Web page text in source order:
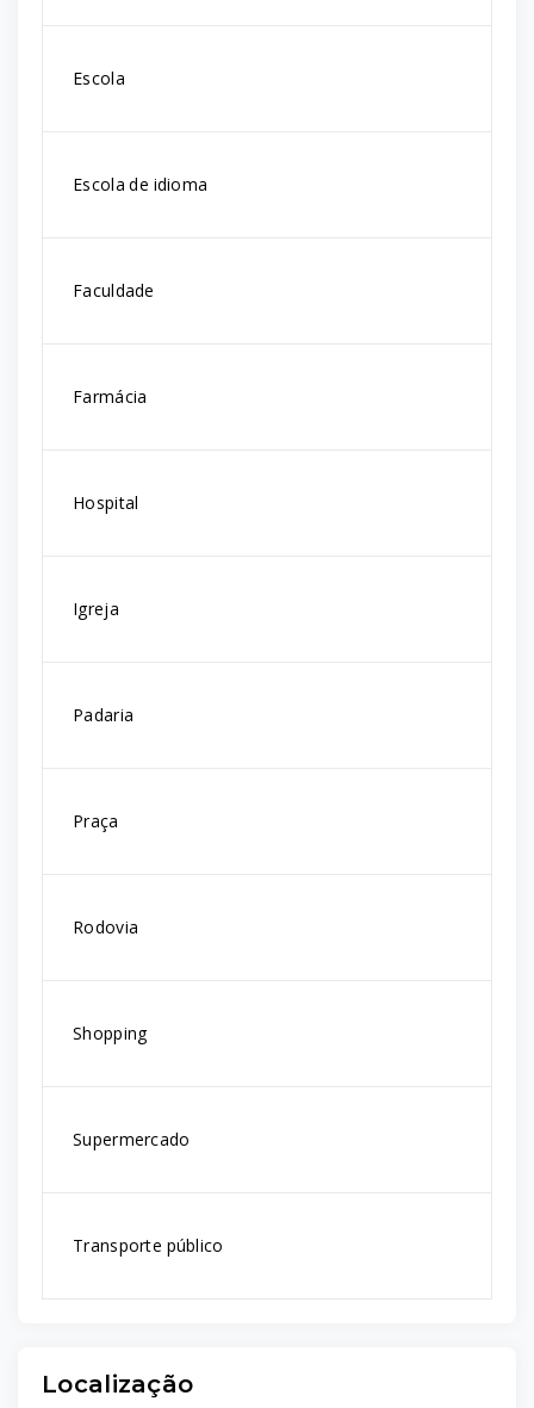
Escola
Escola de idioma
Faculdade
Farmácia
Hospital
Igreja
Padaria
Praça
Rodovia
Shopping
Supermercado
Transporte público
Localização